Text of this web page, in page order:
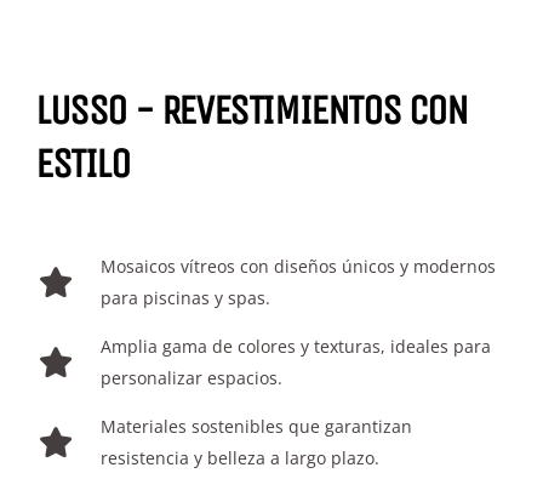
LUSSO - REVESTIMIENTOS CON
ESTILO
Mosaicos vítreos con diseños únicos y modernos
para piscinas y spas.
Amplia gama de colores y texturas, ideales para
personalizar espacios.
Materiales sostenibles que garantizan
resistencia y belleza a largo plazo.